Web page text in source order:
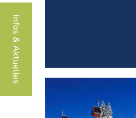
Infos & Aktuelles